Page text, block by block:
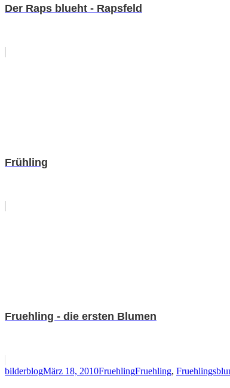
Der Raps blueht - Rapsfeld
Frühling
Fruehling - die ersten Blumen
Autor
bilderblogVeröffentlicht
März 18, 2010Kategorien
FruehlingSchlagwörter
Fruehling,